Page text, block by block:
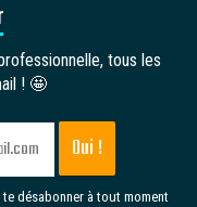
tous les
! 🤩
désabonner à tout moment